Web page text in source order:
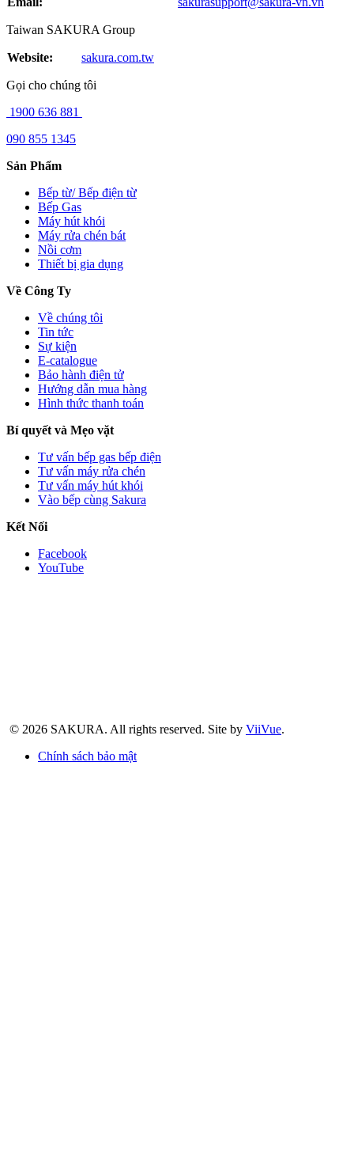
Taiwan SAKURA Group
Website: sakura.com.tw
Gọi cho chúng tôi
1900 636 881
090 855 1345
Sản Phẩm
Bếp từ/ Bếp điện từ
Bếp Gas
Máy hút khói
Máy rửa chén bát
Nồi cơm
Thiết bị gia dụng
Về Công Ty
Về chúng tôi
Tin tức
Sự kiện
E-catalogue
Bảo hành điện tử
Hướng dẫn mua hàng
Hình thức thanh toán
Bí quyết và Mẹo vặt
Tư vấn bếp gas bếp điện
Tư vấn máy rửa chén
Tư vấn máy hút khói
Vào bếp cùng Sakura
Kết Nối
Facebook
YouTube
© 2026 SAKURA. All rights reserved. Site by ViiVue.
Chính sách bảo mật